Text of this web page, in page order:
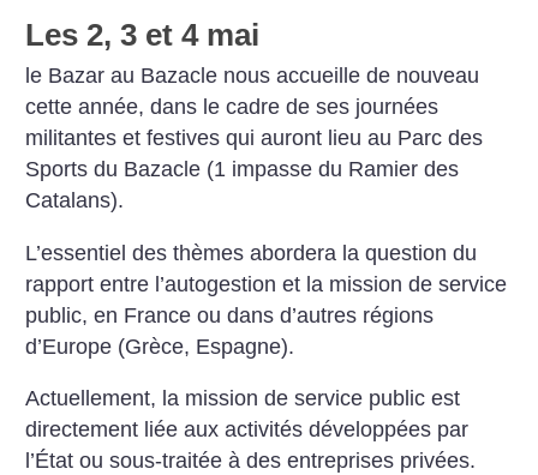
Les 2, 3 et 4 mai
le Bazar au Bazacle nous accueille de nouveau
cette année, dans le cadre de ses journées
militantes et festives qui auront lieu au Parc des
Sports du Bazacle (1 impasse du Ramier des
Catalans).
L’essentiel des thèmes abordera la question du
rapport entre l’autogestion et la mission de service
public, en France ou dans d’autres régions
d’Europe (Grèce, Espagne).
Actuellement, la mission de service public est
directement liée aux activités développées par
l’État ou sous-traitée à des entreprises privées.